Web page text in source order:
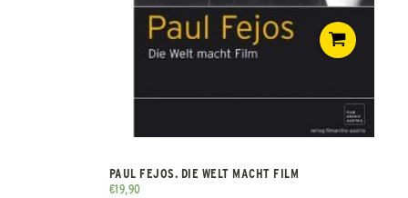
PAUL FEJOS. DIE WELT MACHT FILM
€19,90